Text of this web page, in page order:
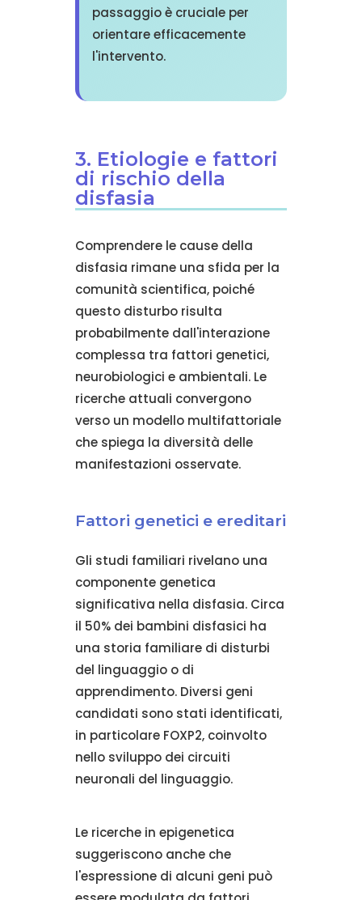
passaggio è cruciale per
orientare efficacemente
l'intervento.
3. Etiologie e fattori
di rischio della
disfasia
Comprendere le cause della
disfasia rimane una sfida per la
comunità scientifica, poiché
questo disturbo risulta
probabilmente dall'interazione
complessa tra fattori genetici,
neurobiologici e ambientali. Le
ricerche attuali convergono
verso un modello multifattoriale
che spiega la diversità delle
manifestazioni osservate.
Fattori genetici e ereditari
Gli studi familiari rivelano una
componente genetica
significativa nella disfasia. Circa
il 50% dei bambini disfasici ha
una storia familiare di disturbi
del linguaggio o di
apprendimento. Diversi geni
candidati sono stati identificati,
in particolare FOXP2, coinvolto
nello sviluppo dei circuiti
neuronali del linguaggio.
Le ricerche in epigenetica
suggeriscono anche che
l'espressione di alcuni geni può